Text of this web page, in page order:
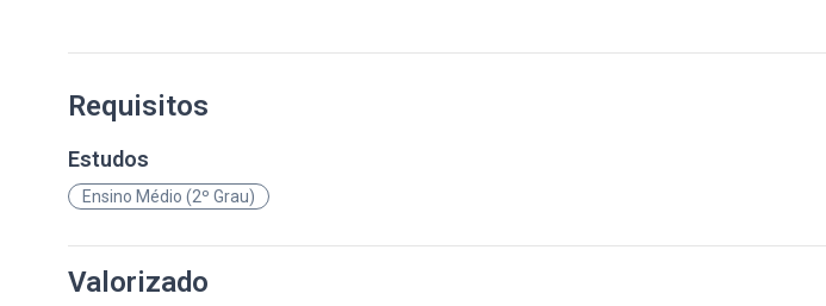
Requisitos
Estudos
Ensino Médio (2º Grau)
Valorizado